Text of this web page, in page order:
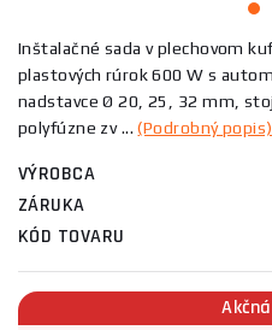
Inštalačné sada v plechovom
plastových rúrok 600 W s
nadstavce Ø 20, 25, 32 mm,
polyfúzne zv ...(Podrobný popis)
VÝROBCA
ZÁRUKA
KÓD TOVARU